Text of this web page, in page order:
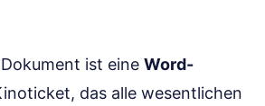
ist eine Word-
das alle wesentlichen